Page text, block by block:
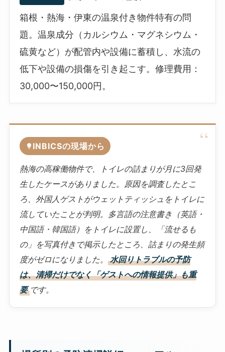
箱根・熱海・伊東の温泉付き物件特有の問
題。温泉成分（カルシウム・マグネシウム・
硫黄など）が配管内や設備に蓄積し、水流の
低下や設備の損傷を引き起こす。修理費用：
30,000〜150,000円。
INBICSの現場から
熱海の高稼働物件で、トイレの詰まりが月に3回発
生したケースがありました。原因を調査したとこ
ろ、外国人ゲストがウェットティッシュをトイレに
流していたことが判明。多言語の注意書き（英語・
中国語・韓国語）をトイレに設置し、「流せるも
の」を写真付きで掲示したところ、詰まりの発生頻
度がゼロになりました。
水回りトラブルの予防
は、清掃だけでなく「ゲストへの情報提供」も重
要 です。